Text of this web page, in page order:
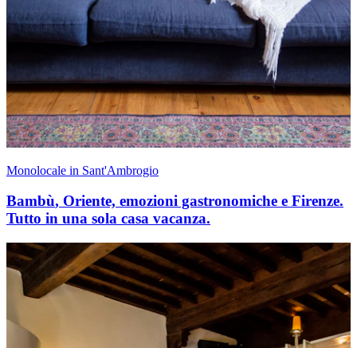
Monolocale in Sant'Ambrogio
Bambù, Oriente, emozioni gastronomiche e Firenze.
Tutto in una sola casa vacanza.